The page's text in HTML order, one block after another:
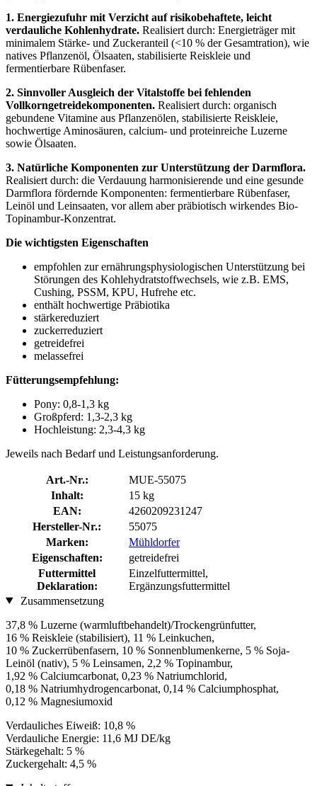
1. Energiezufuhr mit Verzicht auf risikobehaftete, leicht
verdauliche Kohlenhydrate. Realisiert durch: Energieträger mit
minimalem Stärke- und Zuckeranteil (<10 % der Gesamtration), wie
natives Pflanzenöl, Ölsaaten, stabilisierte Reiskleie und
fermentierbare Rübenfaser.
2. Sinnvoller Ausgleich der Vitalstoffe bei fehlenden
Vollkorngetreidekomponenten. Realisiert durch: organisch
gebundene Vitamine aus Pflanzenölen, stabilisierte Reiskleie,
hochwertige Aminosäuren, calcium- und proteinreiche Luzerne
sowie Ölsaaten.
3. Natürliche Komponenten zur Unterstützung der Darmflora.
Realisiert durch: die Verdauung harmonisierende und eine gesunde
Darmflora fördernde Komponenten: fermentierbare Rübenfaser,
Leinöl und Leinsaaten, vor allem aber präbiotisch wirkendes Bio-
Topinambur-Konzentrat.
Die wichtigsten Eigenschaften
empfohlen zur ernährungsphysiologischen Unterstützung bei
Störungen des Kohlehydratstoffwechsels, wie z.B. EMS,
Cushing, PSSM, KPU, Hufrehe etc.
enthält hochwertige Präbiotika
stärkereduziert
zuckerreduziert
getreidefrei
melassefrei
Fütterungsempfehlung:
Pony: 0,8-1,3 kg
Großpferd: 1,3-2,3 kg
Hochleistung: 2,3-4,3 kg
Jeweils nach Bedarf und Leistungsanforderung.
Art.-Nr.:
MUE-55075
Inhalt:
15 kg
EAN:
4260209231247
Hersteller-Nr.:
55075
Marken:
Mühldorfer
Eigenschaften:
getreidefrei
Futtermittel
Deklaration:
Einzelfuttermittel,
Ergänzungsfuttermittel
Zusammensetzung
37,8 % Luzerne (warmluftbehandelt)/Trockengrünfutter,
16 % Reiskleie (stabilisiert), 11 % Leinkuchen,
10 % Zuckerrübenfasern, 10 % Sonnenblumenkerne, 5 % Soja-
Leinöl (nativ), 5 % Leinsamen, 2,2 % Topinambur,
1,92 % Calciumcarbonat, 0,23 % Natriumchlorid,
0,18 % Natriumhydrogencarbonat, 0,14 % Calciumphosphat,
0,12 % Magnesiumoxid
Verdauliches Eiweiß: 10,8 %
Verdauliche Energie: 11,6 MJ DE/kg
Stärkegehalt: 5 %
Zuckergehalt: 4,5 %